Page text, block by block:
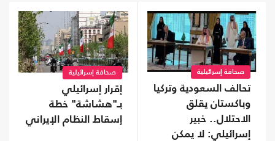
صحافة إسرائيلية
تحالف السعودية وتركيا
وباكستان يقلق
الاحتلال.. خبير
إسرائيلي: لا يمكن
صحافة إسرائيلية
إقرار إسرائيلي
بـ"هشاشة" خطة
إسقاط النظام الإيراني